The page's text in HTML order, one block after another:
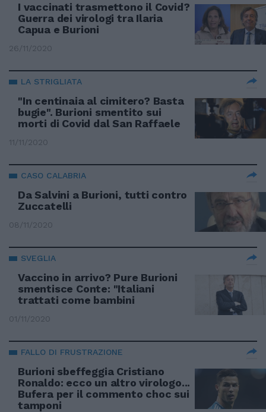
I vaccinati trasmettono il Covid?
Guerra dei virologi tra Ilaria
Capua e Burioni
26/11/2020
LA STRIGLIATA
"In centinaia al cimitero? Basta
bugie". Burioni smentito sui
morti di Covid dal San Raffaele
11/11/2020
CASO CALABRIA
Da Salvini a Burioni, tutti contro
Zuccatelli
08/11/2020
SVEGLIA
Vaccino in arrivo? Pure Burioni
smentisce Conte: "Italiani
trattati come bambini
01/11/2020
FALLO DI FRUSTRAZIONE
Burioni sbeffeggia Cristiano
Ronaldo: ecco un altro virologo...
Bufera per il commento choc sui
tamponi